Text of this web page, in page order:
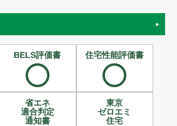
BELS評価書 住宅性能評価書
省エネ
適合判定
通知書
東京
ゼロエミ
住宅